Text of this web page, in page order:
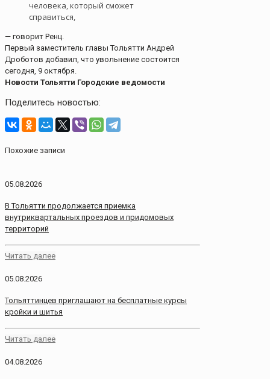
человека, который сможет
справиться,
— говорит Ренц.
Первый заместитель главы Тольятти Андрей
Дроботов добавил, что увольнение состоится
сегодня, 9 октября.
Новости Тольятти Городские ведомости
Поделитесь новостью:
Похожие записи
05.08.2026
В Тольятти продолжается приемка
внутриквартальных проездов и придомовых
территорий
Читать далее
05.08.2026
Тольяттинцев приглашают на бесплатные курсы
кройки и шитья
Читать далее
04.08.2026